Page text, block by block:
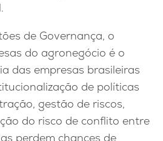
de Governança, o
do agronegócio é o
das empresas brasileiras
de políticas
gestão de riscos,
do risco de conflito entre
perdem chances de